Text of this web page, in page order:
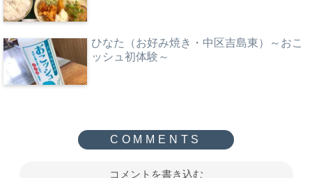
ひなた（お好み焼き・中区吉島東）～おこ
ッシュ初体験～
コメントを書き込む